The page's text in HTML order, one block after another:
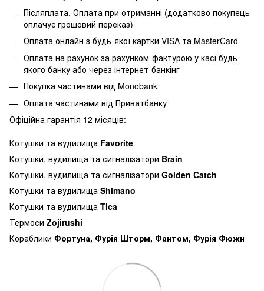
Післяплата. Оплата при отриманні (додатково покупець
оплачує грошовий переказ)
Оплата онлайн з будь-якої картки VISA та MasterCard
Оплата на рахунок за рахунком-фактурою у касі будь-
якого банку або через інтернет-банкінг
Покупка частинами від Monobank
Оплата частинами від Приватбанку
Офіційна гарантія 12 місяців:
Котушки та вудилища Favorite
Котушки, вудилища та сигналізатори Brain
Котушки, вудилища та сигналізатори Golden Catch
Котушки та вудилища Shimano
Котушки та вудилища Tica
Термоси Zojirushi
Кораблики Фортуна, Фурія Шторм, Фантом, Фурія Фюжн